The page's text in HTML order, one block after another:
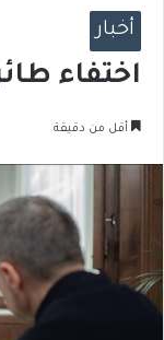
أخبار
اختفاء
أقل من دقيقة